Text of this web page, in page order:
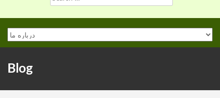
for:
Blog